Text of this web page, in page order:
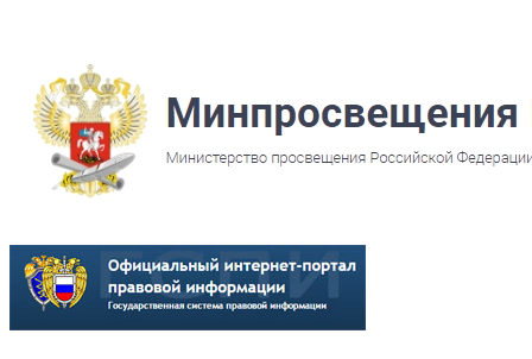
Оборудование
национального